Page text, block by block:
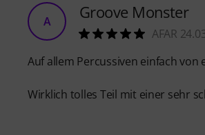
A Groove Monster
AFAR
Auf allem Percussiven einfach
Wirklich tolles Teil mit einer sehr